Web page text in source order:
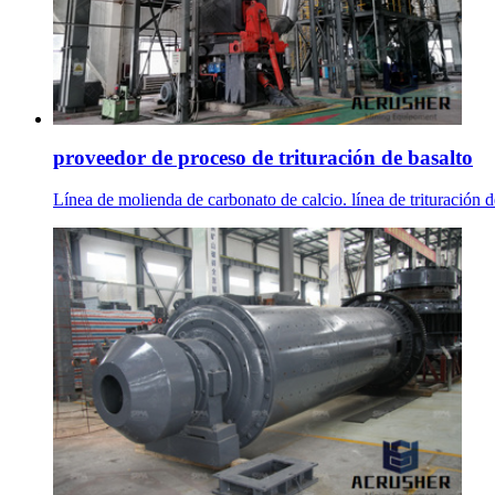
proveedor de proceso de trituración de basalto
Línea de molienda de carbonato de calcio. línea de trituración